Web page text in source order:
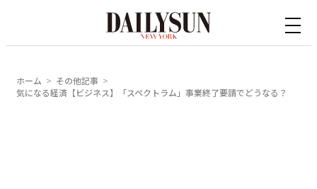
ホーム
その他記事
気になる経済【ビジネス】「スペクトラム」事業終了要請でどうなる？